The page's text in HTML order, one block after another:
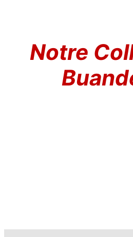
Notre